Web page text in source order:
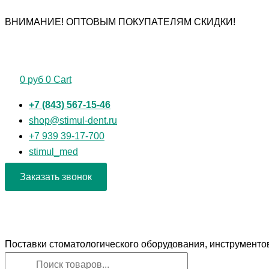
кВНИМАНИЕ! ОПТОВЫМ ПОКУПАТЕЛЯМ СКИДКИ!
0 руб 0 Cart
+7 (843) 567-15-46
shop@stimul-dent.ru
+7 939 39-17-700
stimul_med
Заказать звонок
Поставки стоматологического оборудования,
товаров
товаров
товара
Конус
заостренный
806.204.166.514.014
углового
наконечника